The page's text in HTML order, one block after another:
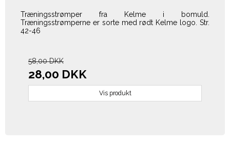
Træningsstrømper fra Kelme i bomuld.
Træningsstrømperne er sorte med rødt Kelme logo. Str.
42-46
58,00 DKK
28,00 DKK
Vis produkt